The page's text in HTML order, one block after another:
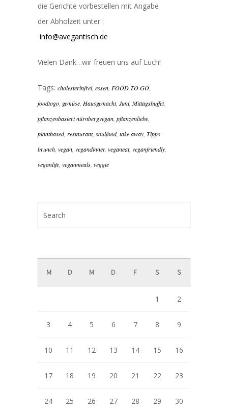
die Gerichte vorbestellen mit Angabe
der Abholzeit unter :
info@avegantisch.de
Vielen Dank…wir freuen uns auf Euch!
Tags: cholesterinfrei, essen FOOD TO GO
foodtogo gemüse Hausgemacht, Juni, Mittagsbuffet,
pflanzenbasiert nürnbergvegan pflanzenliebe
plantbased, restaurant, soulfood, take away Tipps
brunch vegan vegandinner, veganeat, veganfriendly
veganlife veganmeals veggie
M D M D F S S
1 2
3 4 5 6 7 8 9
10 11 12 13 14 15 16
17 18 19 20 21 22 23
24 25 26 27 28 29 30